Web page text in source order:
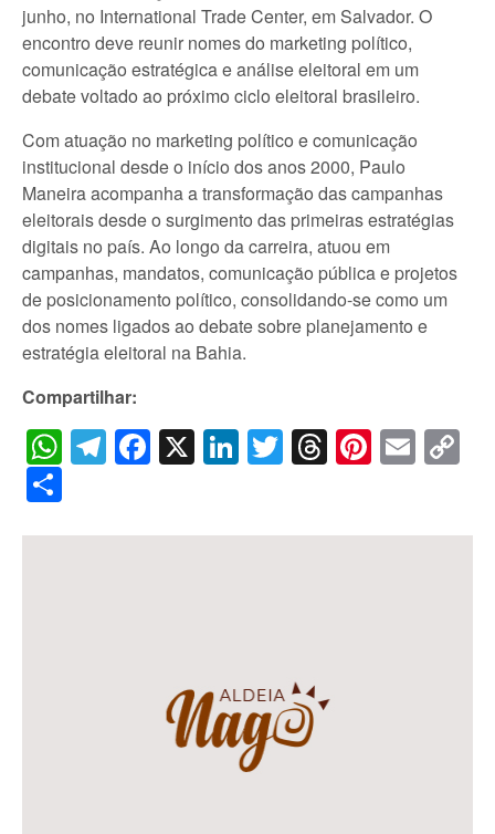
junho, no International Trade Center, em Salvador. O
encontro deve reunir nomes do marketing político,
comunicação estratégica e análise eleitoral em um
debate voltado ao próximo ciclo eleitoral brasileiro.
Com atuação no marketing político e comunicação
institucional desde o início dos anos 2000, Paulo
Maneira acompanha a transformação das campanhas
eleitorais desde o surgimento das primeiras estratégias
digitais no país. Ao longo da carreira, atuou em
campanhas, mandatos, comunicação pública e projetos
de posicionamento político, consolidando-se como um
dos nomes ligados ao debate sobre planejamento e
estratégia eleitoral na Bahia.
Compartilhar:
WhatsApp
Telegram
Facebook
X LinkedIn
Twitter
Threads